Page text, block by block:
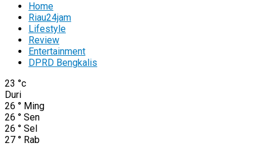
Home
Riau24jam
Lifestyle
Review
Entertainment
DPRD Bengkalis
23 °c
Duri
26 ° Ming
26 ° Sen
26 ° Sel
27 ° Rab